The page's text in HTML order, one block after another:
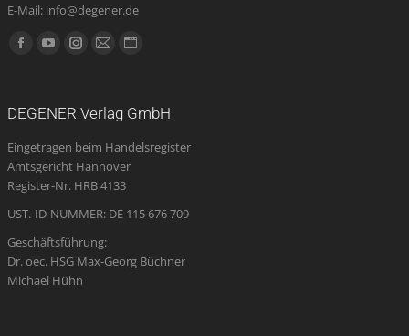
E-Mail: info@degener.de
Finden Sie uns auf:
Facebook
in
new
window
YouTube
in
new
window
Instagram
in
new
window
E-
opens
in
new
window
Website
in
new
DEGENER Verlag GmbH
Eingetragen beim Handelsregister
Amtsgericht Hannover
Register-Nr. HRB 4133
UST.-ID-NUMMER: DE 115 676 709
Geschäftsführung:
Dr. oec. HSG Max-Georg Büchner
Michael Hühn